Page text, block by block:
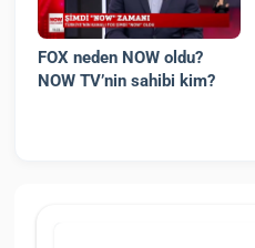
FOX neden NOW oldu?
NOW TV’nin sahibi kim?